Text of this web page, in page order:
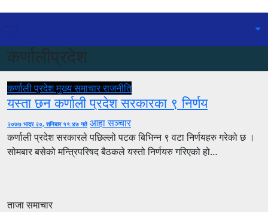
कर्णालीप्रदेश
कर्णाली प्रदेशमुख्य समाचारराजनीति
यस्ता छन कर्णाली प्रदेश सरकारका ९ निर्णय
२०७७ भाद्र २०, शनिबार ११:४७ गते आहा सञ्चार
कर्णाली प्रदेश सरकारले पछिल्लो पटक बिभिन्न ९ वटा निर्णयहरु गरेको छ ।
सोमबार बसेको मन्त्रिपरिषद बैठकले यस्तो निर्णयरु गरिएको हो…
ताजा समाचार